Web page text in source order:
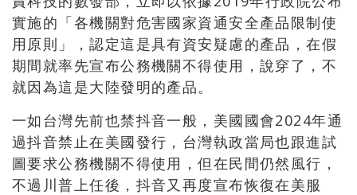
實施的「各機關對危害國家資通安全產品限制使
用原則」，認定這是具有資安疑慮的產品，在假
期間就率先宣布公務機關不得使用，說穿了，不
就因為這是大陸發明的產品。
一如台灣先前也禁抖音一般，美國國會2024年通
過抖音禁止在美國發行，台灣執政當局也跟進試
圖要求公務機關不得使用，但在民間仍然風行，
不過川普上任後，抖音又再度宣布恢復在美服